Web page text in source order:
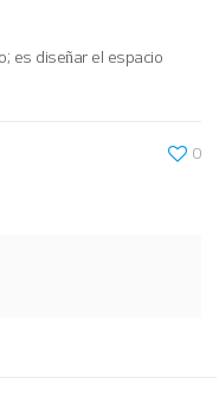
es diseñar el espacio
0